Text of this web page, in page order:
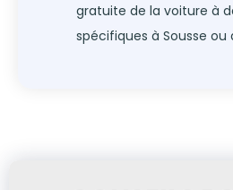
gratuite de la voiture à
spécifiques à Sousse ou